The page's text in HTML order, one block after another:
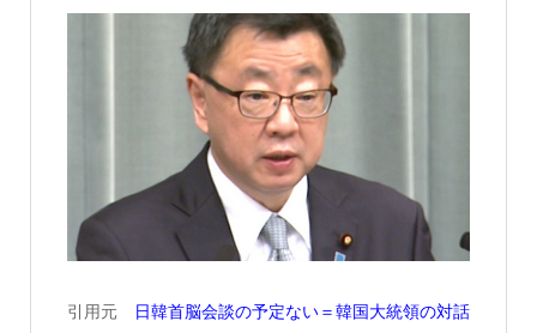
引用元
日韓首脳会談の予定ない＝韓国大統領の対話